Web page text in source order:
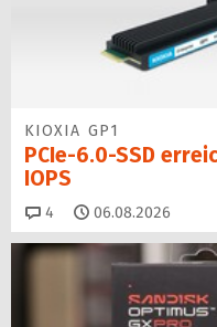
KIOXIA GP1
PCIe-6.0-SSD
IOPS
4 Kommentare
06.08.2026